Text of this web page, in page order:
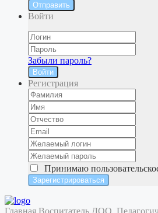
Отправить
Войти
Забыли пароль?
Войти
Регистрация
Принимаю
Главная Воспитатель ДОО.